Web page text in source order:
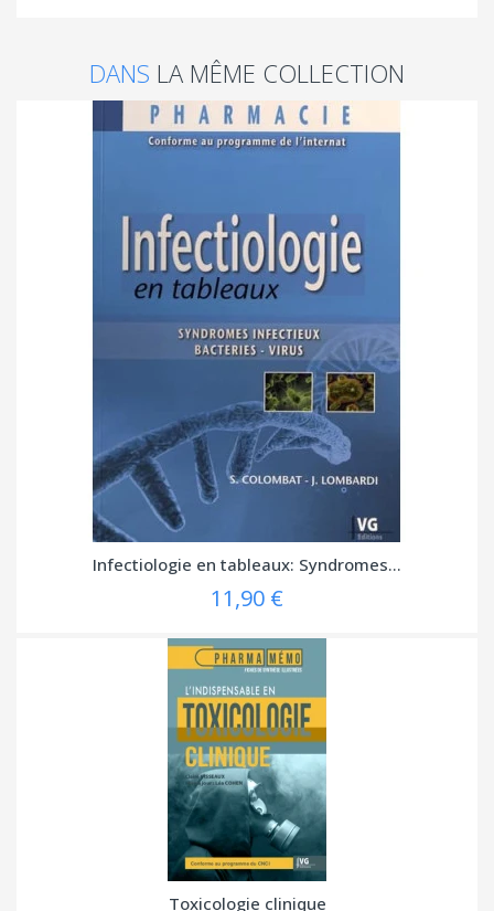
DANS LA MÊME COLLECTION
Infectiologie en tableaux: Syndromes...
11,90 €
Toxicologie clinique